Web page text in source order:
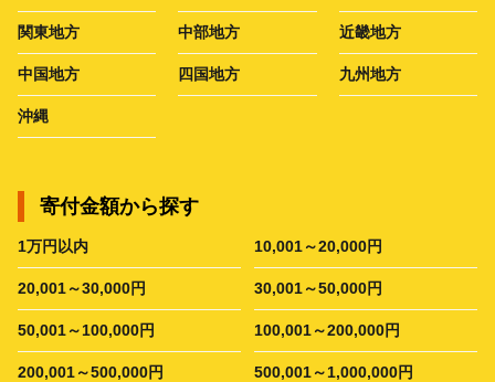
関東地方 中部地方 近畿地方
中国地方 四国地方 九州地方
沖縄
寄付金額から探す
1万円以内 10,001～20,000円
20,001～30,000円 30,001～50,000円
50,001～100,000円 100,001～200,000円
200,001～500,000円 500,001～1,000,000円